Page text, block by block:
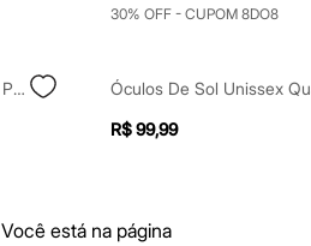
30% OFF - CUPOM 8DO8
Óculos De Sol Unissex Oval De Metal Preto
R$ 99,99
Você está na página